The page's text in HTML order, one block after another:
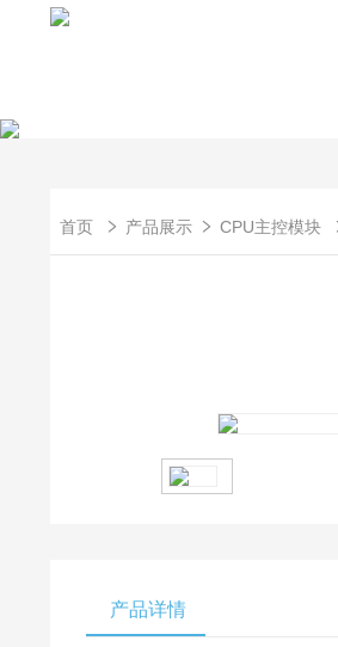
首页 产品展示 CPU主控模块
产品详情